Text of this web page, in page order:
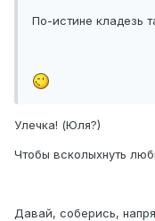
По-истине кладезь
Улечка! (Юля?)
Чтобы всколыхнуть
Давай, соберись,